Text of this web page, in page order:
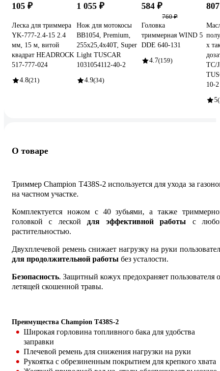
105 ₽
Леска для триммера
YK-777-2.4-15 2.4
мм, 15 м, витой
квадрат HEADROCK
517-777-024
4.8(21)
1 055 ₽
Нож для мотокосы
BB1054, Premium,
255x25,4x40T, Super
Light TUSCAR
1031054112-40-2
4.9(34)
584 ₽
760 ₽
Головка
триммерная WIND 5
DDE 640-131
4.7(159)
х
TC/
10-2
5
О товаре
Триммер Champion T438S-2 используется для ухода за
на частном участке.
Комплектуется ножом с 40 зубьями, а также
головкой с леской для эффективной работы с
растительностью.
Двухплечевой ремень снижает нагрузку на руки
для продолжительной работы без усталости.
Безопасность. Защитный кожух предохраняет пользователя
летящей скошенной травы.
Преимущества Champion T438S-2
Широкая горловина топливного бака для удобства
заправки
Плечевой ремень для снижения нагрузки на руки
Рукоятка с обрезиненным покрытием для крепкого хвата